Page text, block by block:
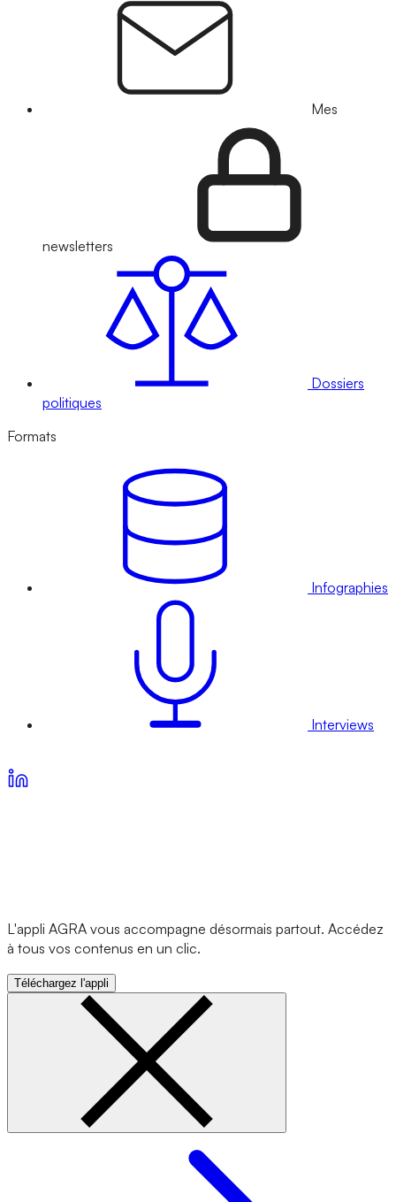
Mes
newsletters
Dossiers
politiques
Formats
Infographies
Interviews
L'appli AGRA vous accompagne désormais partout. Accédez
à tous vos contenus en un clic.
Téléchargez l'appli